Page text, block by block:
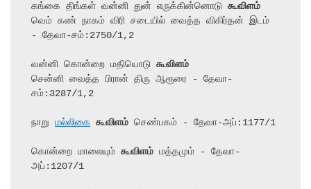
கங்கை திங்கள் வன்னி துன் எருக்கின்னொடு கூவிளம்
வெம் கண் நாகம் விரி சடையில் வைத்த விகிர்தன் இடம்
- தேவா-சம்:2750/1,2
வன்னி கொன்றை மதியொடு கூவிளம்
சென்னி வைத்த பிரான் திரு ஆரூரை - தேவா-
சம்:3287/1,2
நாறு மல்லிகை கூவிளம் செண்பகம் - தேவா-அப்:1177/1
கொன்றை மாலையும் கூவிளம் மத்தமும் - தேவா-
அப்:1207/1